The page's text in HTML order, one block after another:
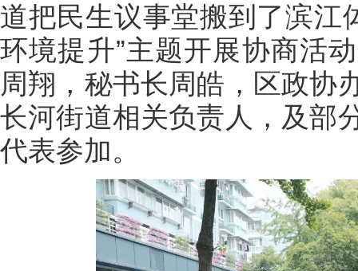
道把民生议事堂搬到了滨江
环境提升”主题开展协商活
周翔，秘书长周皓，区政协
长河街道相关负责人，及部
代表参加。